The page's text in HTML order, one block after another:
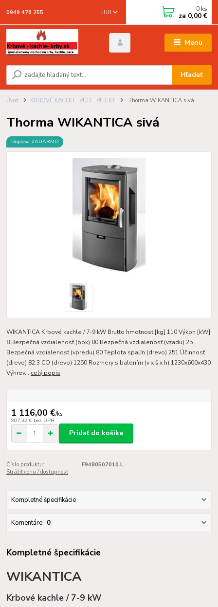
Menu
EUR
Hľadať
0949 476 255 0 ks
za 0,00 €
Úvod KRBOVÉ KACHLE, PECE, PIECKY Thorma WIKANTICA sivá
Thorma WIKANTICA sivá
Doprava ZADARMO
WIKANTICA Krbové kachle / 7-9 kW Brutto hmotnosť [kg] 110 Výkon [kW]
8 Bezpečná vzdialenosť (bok) 80 Bezpečná vzdialenosť (vzadu) 25
Bezpečná vzdialenosť (vpredu) 80 Teplota spalín (drevo) 251 Účinnosť
(drevo) 82.3 CO (drevo) 1250 Rozmery s balením (v x š x h) 1230x600x430
Výhrev... celý popis
1 116,00 €/ks
907,32 € bez DPH
Pridať do košíka
Číslo produktu:
F9480507010.L
Strážiť cenu / dostupnosť
Kompletné špecifikácie
Komentáre 0
Kompletné špecifikácie
WIKANTICA
Krbové kachle / 7-9 kW